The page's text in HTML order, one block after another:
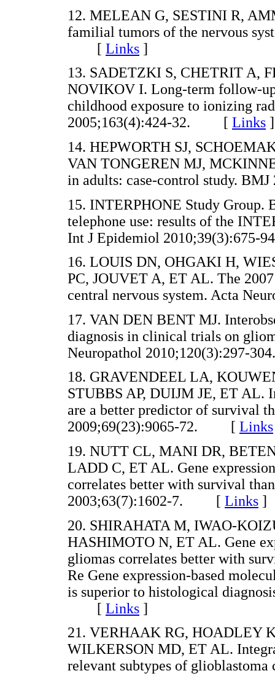
12. MELEAN G, SESTINI R,
familial tumors of the nervous
[ Links ]
13. SADETZKI S, CHETRIT A,
NOVIKOV I. Long-term follow-
childhood exposure to ionizing
2005;163(4):424-32. [ Links ]
14. HEPWORTH SJ,
VAN TONGEREN MJ,
in adults: case-control study.
15. INTERPHONE Study
telephone use: results of the
Int J Epidemiol
16. LOUIS DN, OHGAKI H,
PC, JOUVET A, ET AL. The
central nervous system. Acta
17. VAN DEN BENT MJ.
diagnosis in clinical trials on
Neuropathol
18. GRAVENDEEL LA,
STUBBS AP, DUIJM JE, ET AL.
are a better predictor of survival
2009;69(23):9065-72. [ Links
19. NUTT CL, MANI DR,
LADD C, ET AL. Gene
correlates better with survival
2003;63(7):1602-7. [ Links ]
20. SHIRAHATA M, IWAO-
HASHIMOTO N, ET AL. Gene
gliomas correlates better with
Re Gene expression-based
is superior to histological
[ Links ]
21. VERHAAK RG, HOADLEY
WILKERSON MD, ET AL.
relevant subtypes of